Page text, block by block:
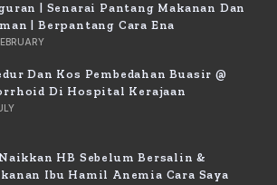
| Senarai Pantang Makanan Dan
| Berpantang Cara Ena
Dan Kos Pembedahan Buasir @
Di Hospital Kerajaan
HB Sebelum Bersalin &
Ibu Hamil Anemia Cara Saya